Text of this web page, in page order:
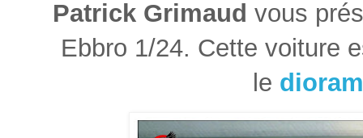
Patrick Grimaud vous
Ebbro 1/24. Cette voiture
le